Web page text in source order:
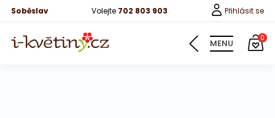
Soběslav Volejte 702 803 903 Přihlásit se
MENU 0